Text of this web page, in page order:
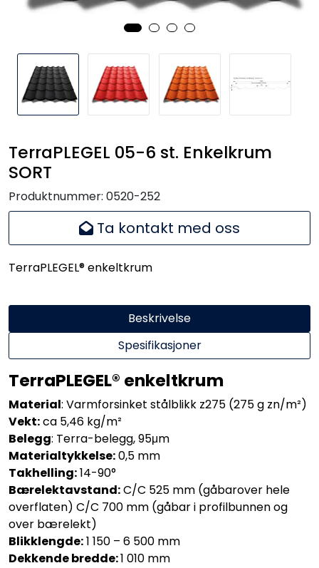
TerraPLEGEL 05-6 st. Enkelkrum
SORT
Produktnummer: 0520-252
Ta kontakt med oss
TerraPLEGEL® enkeltkrum
Beskrivelse
Spesifikasjoner
TerraPLEGEL® enkeltkrum
Material: Varmforsinket stålblikk z275 (275 g zn/m²)
Vekt:ca 5,46 kg/m²
Belegg: Terra-belegg, 95μm
Materialtykkelse:0,5 mm
Takhelling:14-90°
Bærelektavstand:C/C 525 mm (gåbarover hele
overflaten) C/C 700 mm (gåbar i profilbunnen og
over bærelekt)
Blikklengde:1 150 – 6 500 mm
Dekkende bredde:1 010 mm
Handle her!
Kunngjøringer!